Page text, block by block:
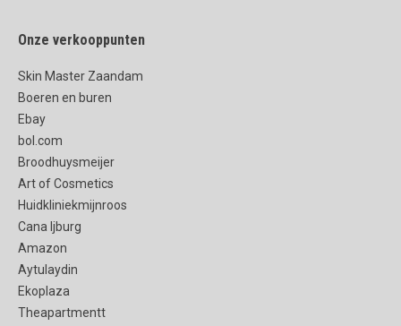
Onze verkooppunten
Skin Master Zaandam
Boeren en buren
Ebay
bol.com
Broodhuysmeijer
Art of Cosmetics
Huidkliniekmijnroos
Cana Ijburg
Amazon
Aytulaydin
Ekoplaza
Theapartmentt